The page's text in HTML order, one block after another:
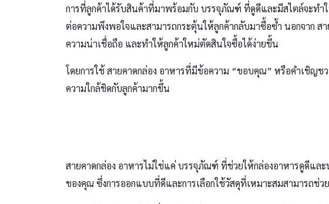
การที่ลูกค้าได้รับสินค้าที่มาพร้อมกับ บรรจุภัณฑ์ ที่ดูดีและมีสไตล์จะทำ
ต่อความพึงพอใจและสามารถกระตุ้นให้ลูกค้ากลับมาซื้อซ้ำ นอกจาก
ความน่าเชื่อถือ และทำให้ลูกค้าใหม่ตัดสินใจซื้อได้ง่ายขึ้น
โดยการใช้ สายคาดกล่อง อาหารที่มีข้อความ “ขอบคุณ” หรือคำเชิญ
ความใกล้ชิดกับลูกค้ามากขึ้น
สายคาดกล่อง อาหารไม่ใช่แค่ บรรจุภัณฑ์ ที่ช่วยให้กล่องอาหารดูดีแ
ของคุณ ซึ่งการออกแบบที่ดีและการเลือกใช้วัสดุที่เหมาะสมสามารถช่